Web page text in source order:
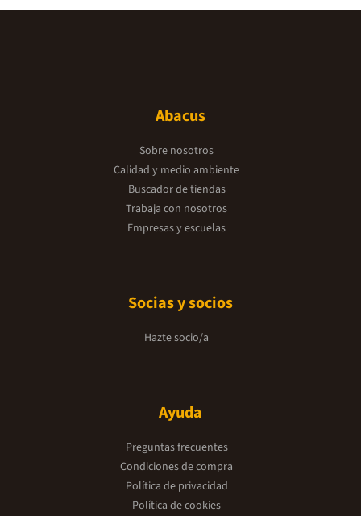
Abacus
Sobre nosotros
Calidad y medio ambiente
Buscador de tiendas
Trabaja con nosotros
Empresas y escuelas
Socias y socios
Hazte socio/a
Ayuda
Preguntas frecuentes
Condiciones de compra
Política de privacidad
Política de cookies